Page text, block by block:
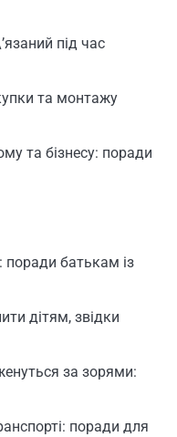
під час
та монтажу
та бізнесу: поради
поради батькам із
дітям, звідки
за зорями:
поради для